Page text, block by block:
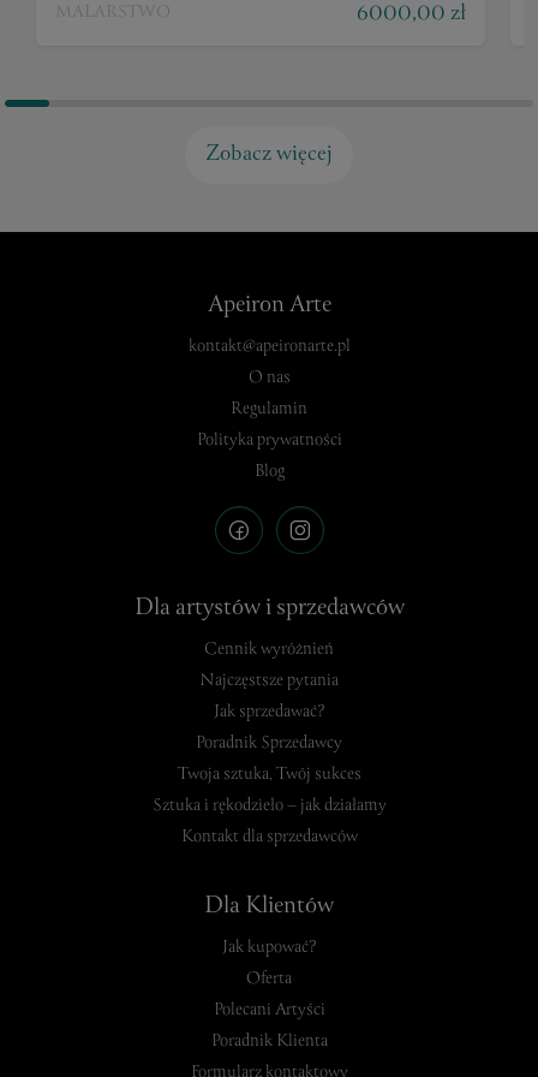
MALARSTWO 6000,00 zł
Zobacz więcej
Apeiron Arte
kontakt@apeironarte.pl
O nas
Regulamin
Polityka prywatności
Blog
Dla artystów i sprzedawców
Cennik wyróżnień
Najczęstsze pytania
Jak sprzedawać?
Poradnik Sprzedawcy
Twoja sztuka, Twój sukces
Sztuka i rękodzieło – jak działamy
Kontakt dla sprzedawców
Dla Klientów
Jak kupować?
Oferta
Polecani Artyści
Poradnik Klienta